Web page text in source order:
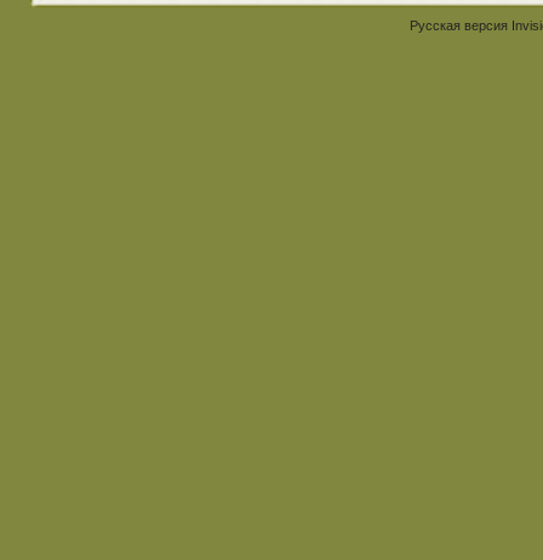
Русская версия